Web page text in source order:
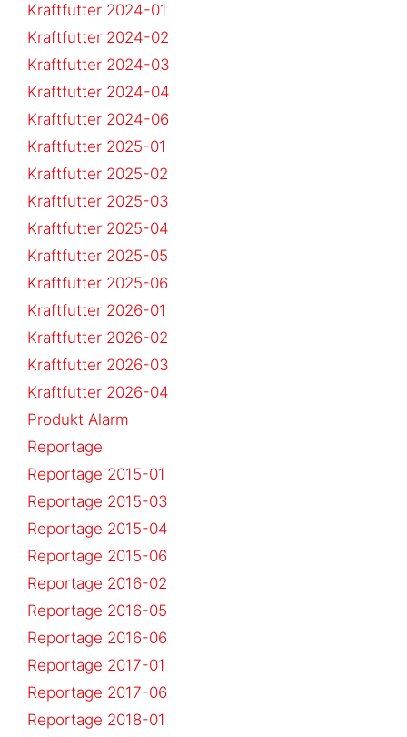
Kraftfutter 2024-01
Kraftfutter 2024-02
Kraftfutter 2024-03
Kraftfutter 2024-04
Kraftfutter 2024-06
Kraftfutter 2025-01
Kraftfutter 2025-02
Kraftfutter 2025-03
Kraftfutter 2025-04
Kraftfutter 2025-05
Kraftfutter 2025-06
Kraftfutter 2026-01
Kraftfutter 2026-02
Kraftfutter 2026-03
Kraftfutter 2026-04
Produkt Alarm
Reportage
Reportage 2015-01
Reportage 2015-03
Reportage 2015-04
Reportage 2015-06
Reportage 2016-02
Reportage 2016-05
Reportage 2016-06
Reportage 2017-01
Reportage 2017-06
Reportage 2018-01